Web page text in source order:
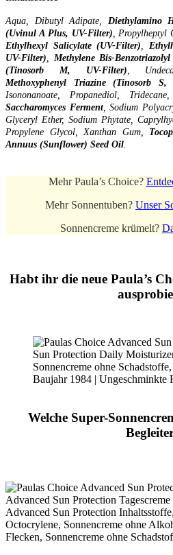
Aqua, Dibutyl Adipate, Diethylamino
(Uvinul A Plus, UV-Filter) ,
Ethylhexyl Salicylate (UV-Filter)
UV-Filter)
Methylene Bis-
(Tinosorb M, UV-Filter) ,
Methoxyphenyl Triazine (Tinosorb S,
Isononanoate, Propanediol,
Saccharomyces Ferment, Sodium
Glyceryl Ether, Sodium Phytate,
Propylene Glycol, Xanthan Gum,
Annuus (Sunflower) Seed Oil
Mehr Paula’s Choice?
Mehr Sonnentuben? Unser
Sonnencreme krümelt?
Habt ihr die neue Paula’s
Baujahr 1984 | Ungeschminkte
Welche Super-